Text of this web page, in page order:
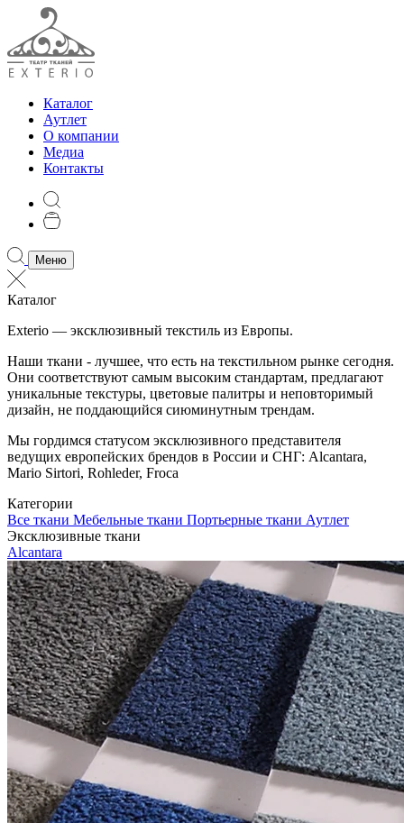
Каталог
Аутлет
О компании
Медиа
Контакты
Меню
Каталог
Exterio — эксклюзивный текстиль из Европы.
Наши ткани - лучшее, что есть на текстильном рынке сегодня.
Они соответствуют самым высоким стандартам, предлагают
уникальные текстуры, цветовые палитры и неповторимый
дизайн, не поддающийся сиюминутным трендам.
Мы гордимся статусом эксклюзивного представителя
ведущих европейских брендов в России и СНГ: Alcantara,
Mario Sirtori, Rohleder, Froca
Категории
Все ткани Мебельные ткани Портьерные ткани Аутлет
Эксклюзивные ткани
Alcantara